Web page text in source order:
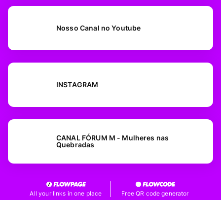
Nosso Canal no Youtube
INSTAGRAM
CANAL FÓRUM M - Mulheres nas
Quebradas
All your links in one place Free QR code generator